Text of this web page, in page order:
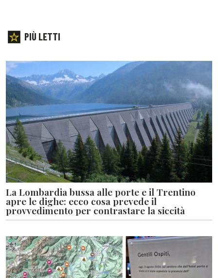
PIÙ LETTI
La Lombardia bussa alle porte e il Trentino
apre le dighe: ecco cosa prevede il
provvedimento per contrastare la siccità